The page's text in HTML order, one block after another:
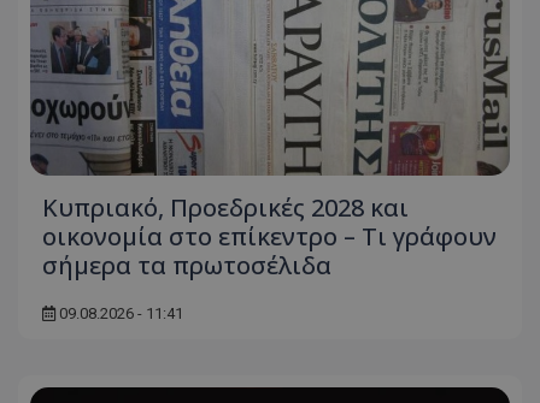
Κυπριακό, Προεδρικές 2028 και
οικονομία στο επίκεντρο – Τι γράφουν
σήμερα τα πρωτοσέλιδα
09.08.2026 - 11:41